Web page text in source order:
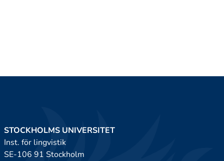
STOCKHOLMS UNIVERSITET
Inst. för lingvistik
SE-106 91 Stockholm